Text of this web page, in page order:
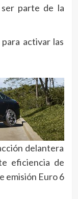
parte de la
activar las
delantera
eficiencia de
emisión Euro 6